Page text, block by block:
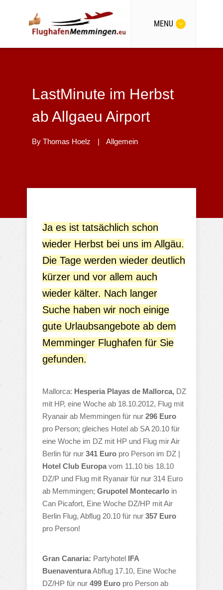
MENU
LastMinute im Herbst
ab Allgaeu Airport
By Thomas Hoelz | Allgemein
Ja es ist tatsächlich schon
wieder Herbst bei uns im Allgäu.
Die Tage werden wieder deutlich
kürzer und vor allem auch
wieder kälter. Nach langer
Suche haben wir noch einige
gute Urlaubsangebote ab dem
Memminger Flughafen für Sie
gefunden.
Mallorca: Hesperia Playas de Mallorca, DZ
mit HP, eine Woche ab 18.10.2012, Flug mit
Ryanair ab Memmingen für nur 296 Euro
pro Person; gleiches Hotel ab SA 20.10 für
eine Woche im DZ mit HP und Flug mir Air
Berlin für nur 341 Euro pro Person im DZ |
Hotel Club Europa vom 11.10 bis 18.10
DZ/P und Flug mit Ryanair für nur 314 Euro
ab Memmingen; Grupotel Montecarlo in
Can Picafort, Eine Woche DZ/HP mit Air
Berlin Flug, Abflug 20.10 für nur 357 Euro
pro Person!
Gran Canaria: Partyhotel IFA
BuenaventuraAbflug 17.10, Eine Woche
DZ/HP für nur 499 Euro pro Person ab